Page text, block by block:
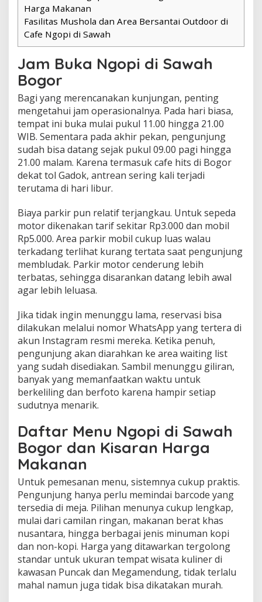
Harga Makanan
Fasilitas Mushola dan Area Bersantai Outdoor di
Cafe Ngopi di Sawah
Jam Buka Ngopi di Sawah
Bogor
Bagi yang merencanakan kunjungan, penting
mengetahui jam operasionalnya. Pada hari biasa,
tempat ini buka mulai pukul 11.00 hingga 21.00
WIB. Sementara pada akhir pekan, pengunjung
sudah bisa datang sejak pukul 09.00 pagi hingga
21.00 malam. Karena termasuk cafe hits di Bogor
dekat tol Gadok, antrean sering kali terjadi
terutama di hari libur.
Biaya parkir pun relatif terjangkau. Untuk sepeda
motor dikenakan tarif sekitar Rp3.000 dan mobil
Rp5.000. Area parkir mobil cukup luas walau
terkadang terlihat kurang tertata saat pengunjung
membludak. Parkir motor cenderung lebih
terbatas, sehingga disarankan datang lebih awal
agar lebih leluasa.
Jika tidak ingin menunggu lama, reservasi bisa
dilakukan melalui nomor WhatsApp yang tertera di
akun Instagram resmi mereka. Ketika penuh,
pengunjung akan diarahkan ke area waiting list
yang sudah disediakan. Sambil menunggu giliran,
banyak yang memanfaatkan waktu untuk
berkeliling dan berfoto karena hampir setiap
sudutnya menarik.
Daftar Menu Ngopi di Sawah
Bogor dan Kisaran Harga
Makanan
Untuk pemesanan menu, sistemnya cukup praktis.
Pengunjung hanya perlu memindai barcode yang
tersedia di meja. Pilihan menunya cukup lengkap,
mulai dari camilan ringan, makanan berat khas
nusantara, hingga berbagai jenis minuman kopi
dan non-kopi. Harga yang ditawarkan tergolong
standar untuk ukuran tempat wisata kuliner di
kawasan Puncak dan Megamendung, tidak terlalu
mahal namun juga tidak bisa dikatakan murah.